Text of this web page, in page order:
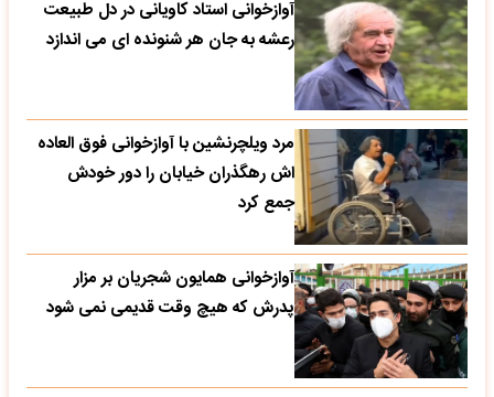
آوازخوانی استاد کاویانی در دل طبیعت
رعشه به جان هر شنونده ای می اندازد
مرد ویلچرنشین با آوازخوانی فوق العاده
اش رهگذران خیابان را دور خودش
جمع کرد
آوازخوانی همایون شجریان بر مزار
پدرش که هیچ وقت قدیمی نمی شود